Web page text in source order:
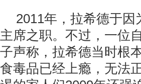
2011年，拉希德于因
主席之职。不过，一位
子声称，拉希德当时根
食毒品已经上瘾，无法